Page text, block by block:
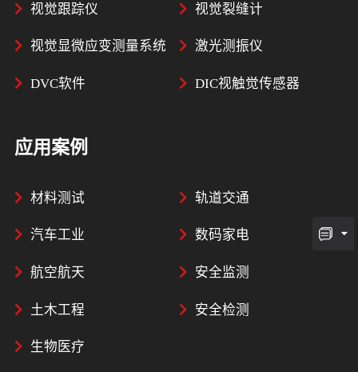
视觉跟踪仪 视觉裂缝计
视觉显微应变测量系统 激光测振仪
DVC软件 DIC视触觉传感器
应用案例
材料测试
汽车工业
航空航天
土木工程
生物医疗
轨道交通
数码家电
安全监测
安全检测